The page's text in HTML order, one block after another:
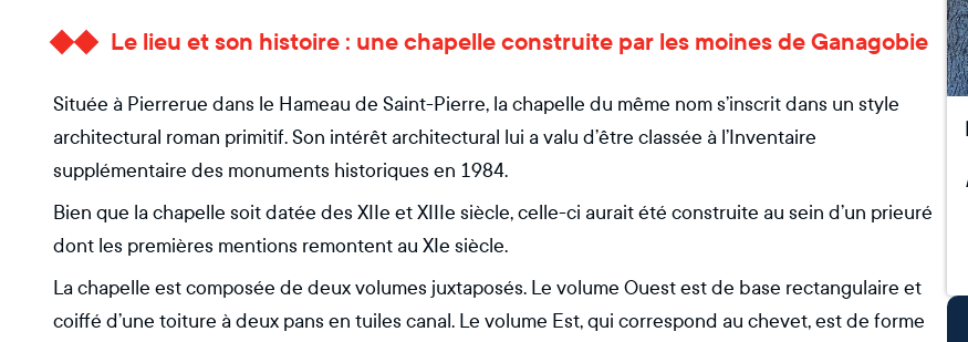
Le lieu et son histoire : une chapelle construite par les moines de Ganagobie
Située à Pierrerue dans le Hameau de Saint-Pierre, la chapelle du même nom s’inscrit dans un style
architectural roman primitif. Son intérêt architectural lui a valu d’être classée à l’Inventaire
supplémentaire des monuments historiques en 1984.
Bien que la chapelle soit datée des XIIe et XIIIe siècle, celle-ci aurait été construite au sein d’un prieuré
dont les premières mentions remontent au XIe siècle.
La chapelle est composée de deux volumes juxtaposés. Le volume Ouest est de base rectangulaire et
coiffé d’une toiture à deux pans en tuiles canal. Le volume Est, qui correspond au chevet, est de forme